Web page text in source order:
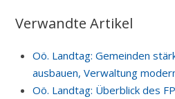
Verwandte Artikel
Oö. Landtag: Gemeinden
ausbauen, Verwaltung
Oö. Landtag: Überblick des